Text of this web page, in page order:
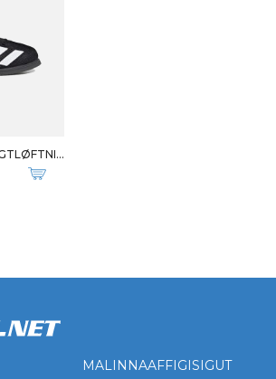
ADIDAS UNISEX VÆGTLØFTNINGSSKO U POWERLIFT 5
MALINNAAFFIGISIGUT